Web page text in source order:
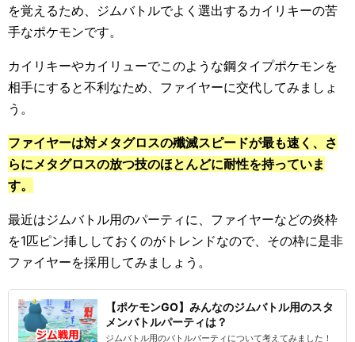
を覚えるため、ジムバトルでよく選出するカイリキーの苦
手なポケモンです。
カイリキーやカイリューでこのような鋼タイプポケモンを
相手にすると不利なため、ファイヤーに交代してみましょ
う。
ファイヤーは対メタグロスの殲滅スピードが最も速く、さ
らにメタグロスの放つ技のほとんどに耐性を持っていま
す。
最近はジムバトル用のパーティに、ファイヤーなどの炎枠
を1匹ピン挿ししておくのがトレンドなので、その枠に是非
ファイヤーを採用してみましょう。
【ポケモンGO】みんなのジムバトル用のスタ
メンバトルパーティは？
ジムバトル用のバトルパーティについて考えてみました！